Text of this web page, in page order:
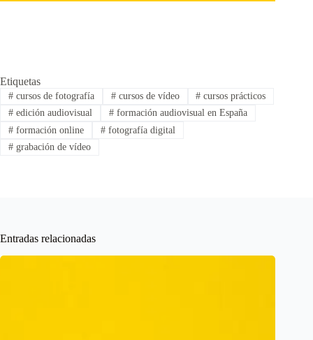
Etiquetas
#cursos de fotografía #cursos de vídeo # cursos prácticos
#edición audiovisual #formación audiovisual en España
#formación online #fotografía digital
#grabación de vídeo
Entradas relacionadas